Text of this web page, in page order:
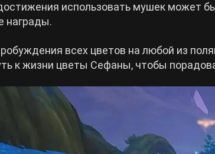
использовать мушек может
награды.
всех цветов на любой из
к жизни цветы Сефаны, чтобы